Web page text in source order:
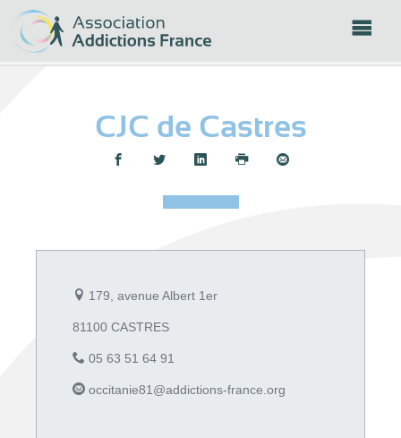
CJC de Castres
Partager :
179, avenue Albert 1er
81100 CASTRES
05 63 51 64 91
occitanie81@addictions-france.org
Panneau de gestion des cookies